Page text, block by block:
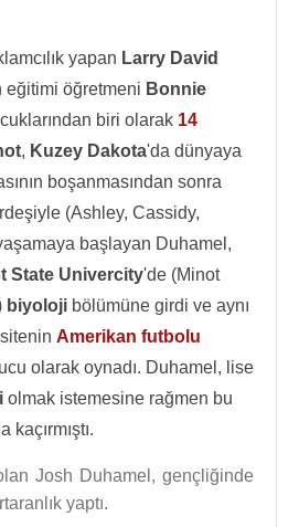
yapan Larry David
eğitimi öğretmeni Bonnie
biri olarak 14
, Kuzey Dakota'da dünyaya
boşanmasından sonra
(Ashley, Cassidy,
başlayan Duhamel,
State Univercity'de (Minot
biyoloji bölümüne girdi ve aynı
Amerikan futbolu
olarak oynadı. Duhamel, lise
olmak istemesine rağmen bu
Josh Duhamel, gençliğinde
yaptı.